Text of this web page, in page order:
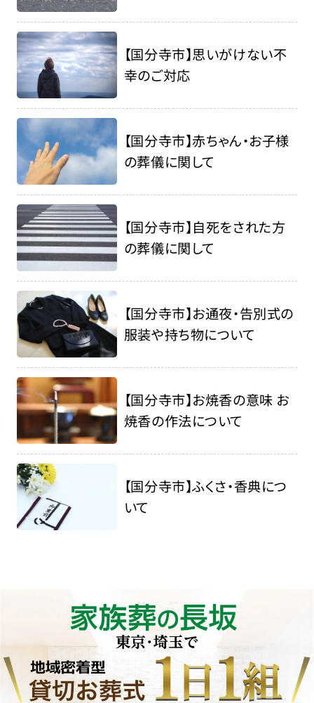
【国分寺市】思いがけない不
幸のご対応
【国分寺市】赤ちゃん・お子様
の葬儀に関して
【国分寺市】自死をされた方
の葬儀に関して
【国分寺市】お通夜・告別式の
服装や持ち物について
【国分寺市】お焼香の意味 お
焼香の作法について
【国分寺市】ふくさ・香典につ
いて